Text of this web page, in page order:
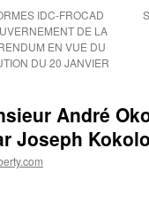
IDC-FROCAD
DE LA
EN VUE DU
DU 20 JANVIER
André
Joseph